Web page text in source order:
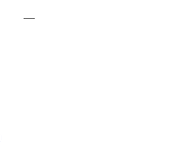
—